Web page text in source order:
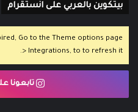
بيتكوين بالعربي على انستقرام
Go to the Theme options page
> Integrations, to to refresh it.
تابعونا